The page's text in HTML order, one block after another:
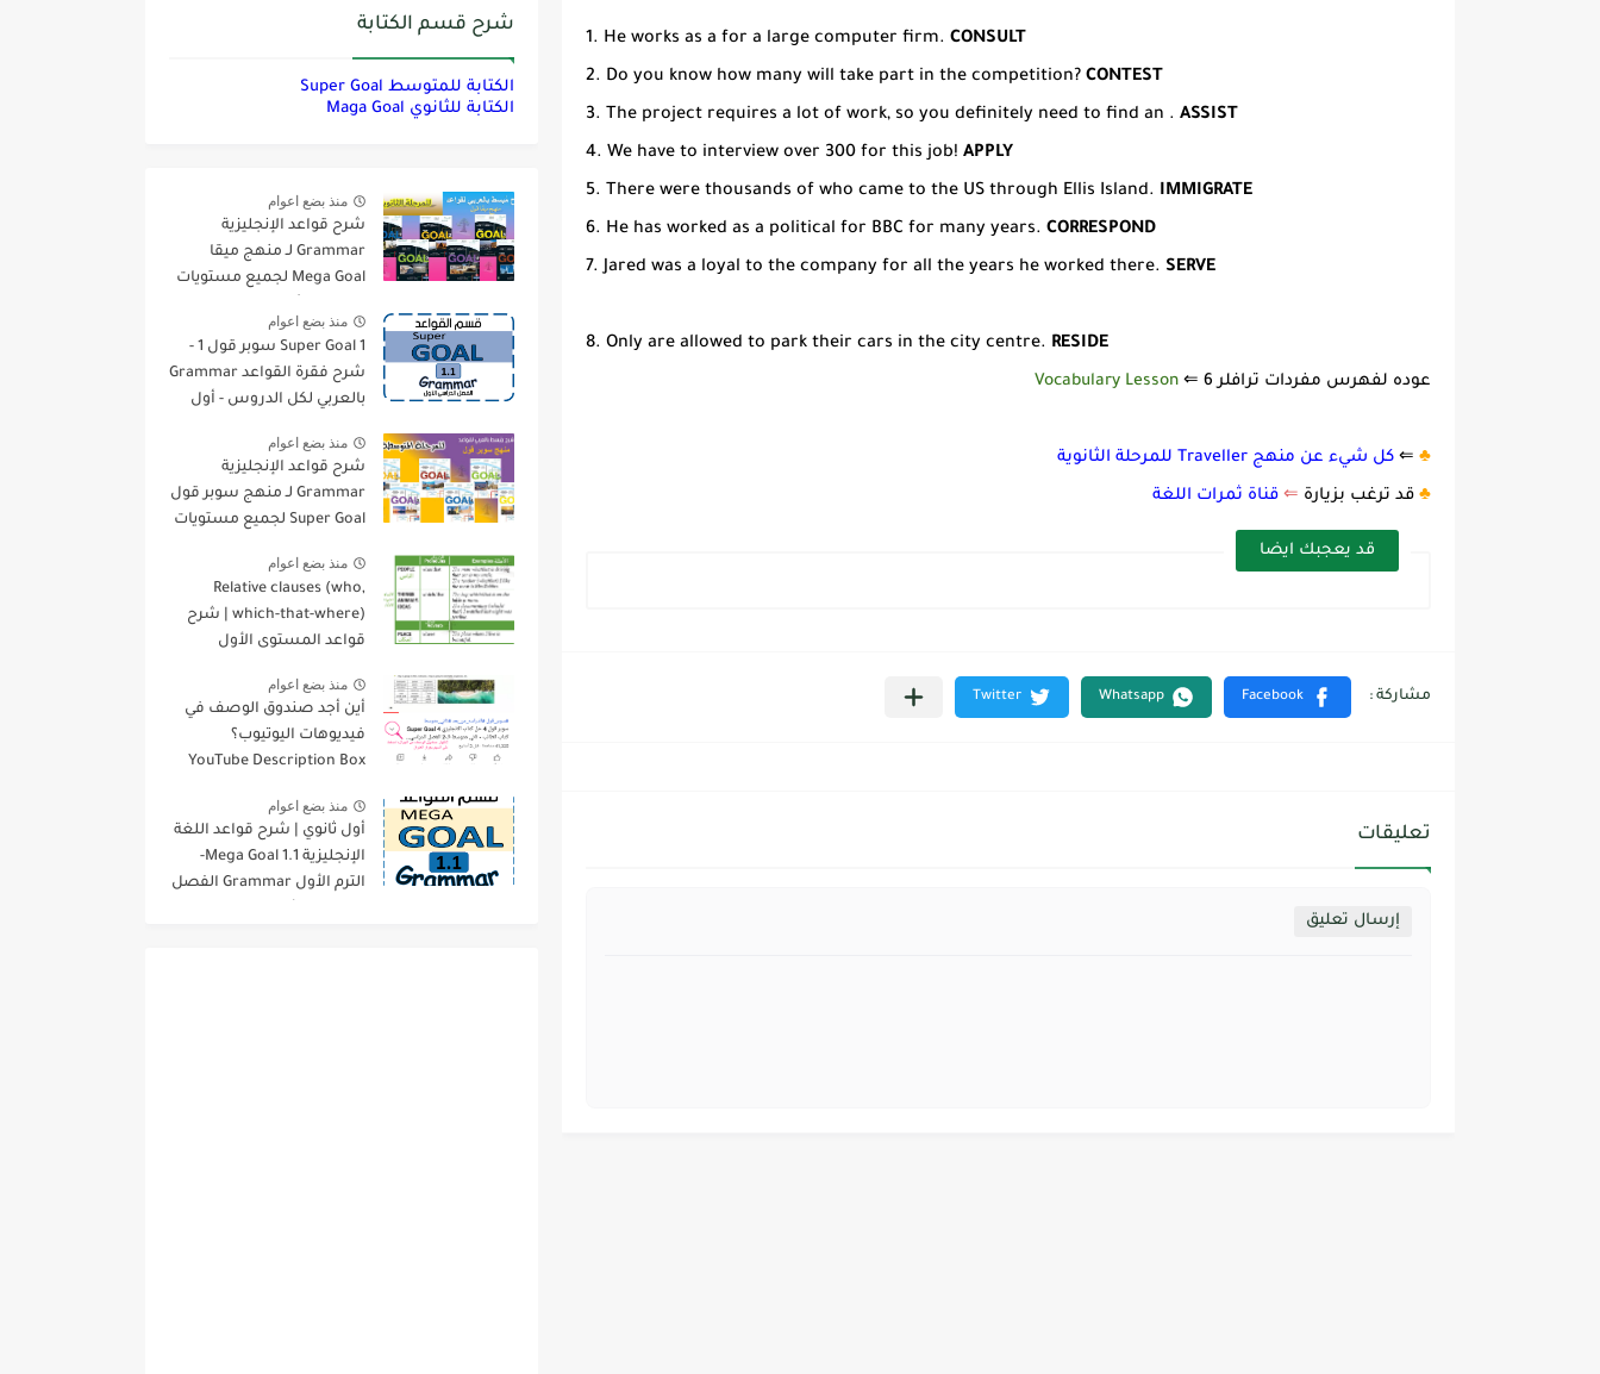
1. He works as a for a large computer firm. CONSULT
2. Do you know how many will take part in the competition? CONTEST
3. The project requires a lot of work, so you definitely need to find an . ASSIST
4. We have to interview over 300 for this job! APPLY
5. There were thousands of who came to the US through Ellis Island. IMMIGRATE
6. He has worked as a political for BBC for many years. CORRESPOND
7. Jared was a loyal to the company for all the years he worked there. SERVE
8. Only are allowed to park their cars in the city centre. RESIDE
عوده لفهرس مفردات ترافلر 6 ⇐ Vocabulary Lesson
♣️
⇐ كل شيء عن منهج Traveller للمرحلة الثانوية
♣️ قد ترغب بزيارة ⇐ قناة ثمرات اللغة
قد يعجبك ايضا
تعليقات
إرسال تعليق
شرح قسم الكتابة
الكتابة للمتوسط Super Goal
الكتابة للثانوي Maga Goal
منذ بضع اعوام
شرح قواعد الإنجليزية
Grammar لـ منهج ميقا
Mega Goal لجميع مستويات
منذ بضع اعوام
Super Goal 1 سوبر قول 1 -
شرح فقرة القواعد Grammar
بالعربي لكل الدروس - أول
الأول
منذ بضع اعوام
شرح قواعد الإنجليزية
Grammar لـ منهج سوبر قول
Super Goal لجميع مستويات
منذ بضع اعوام
Relative clauses (who,
which-that-where) | شرح
قواعد المستوى الأول
منذ بضع اعوام
أين أجد صندوق الوصف في
فيديوهات اليوتيوب؟
YouTube Description Box
منذ بضع اعوام
أول ثانوي | شرح قواعد اللغة
الإنجليزية 1.1 Mega Goal-
الترم الأول Grammar الفصل